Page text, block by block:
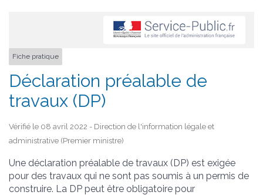
Fiche pratique
Déclaration préalable de
travaux (DP)
Vérifié le 08 avril 2022 - Direction de l'information légale et
administrative (Premier ministre)
Une déclaration préalable de travaux (DP) est exigée
pour des travaux qui ne sont pas soumis à un permis de
construire. La DP peut être obligatoire pour